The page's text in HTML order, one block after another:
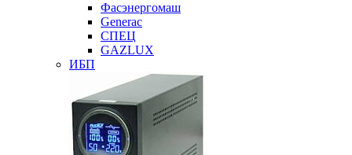
Фасэнергомаш
Generac
СПЕЦ
GAZLUX
ИБП